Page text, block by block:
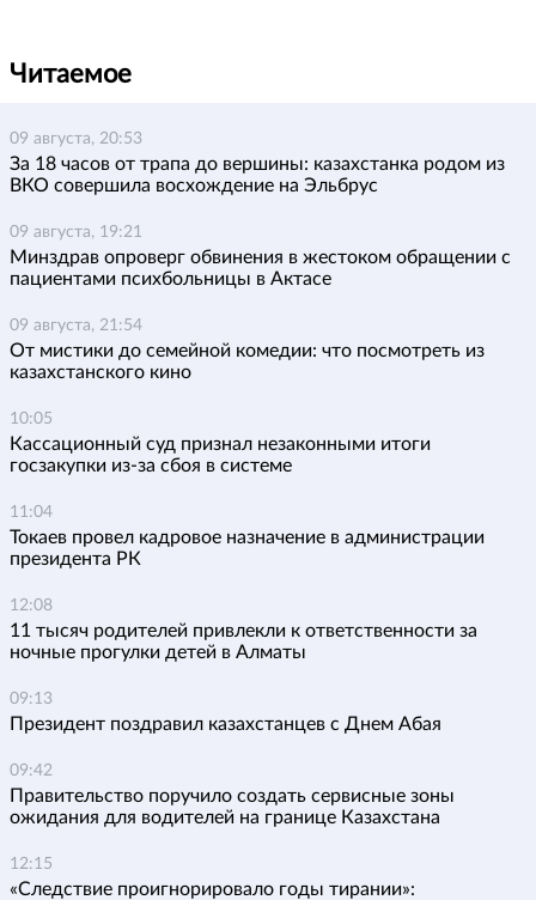
Читаемое
09 августа, 20:53
За 18 часов от трапа до вершины: казахстанка родом из
ВКО совершила восхождение на Эльбрус
09 августа, 19:21
Минздрав опроверг обвинения в жестоком обращении с
пациентами психбольницы в Актасе
09 августа, 21:54
От мистики до семейной комедии: что посмотреть из
казахстанского кино
10:05
Кассационный суд признал незаконными итоги
госзакупки из-за сбоя в системе
11:04
Токаев провел кадровое назначение в администрации
президента РК
12:08
11 тысяч родителей привлекли к ответственности за
ночные прогулки детей в Алматы
09:13
Президент поздравил казахстанцев с Днем Абая
09:42
Правительство поручило создать сервисные зоны
ожидания для водителей на границе Казахстана
12:15
«Следствие проигнорировало годы тирании»: